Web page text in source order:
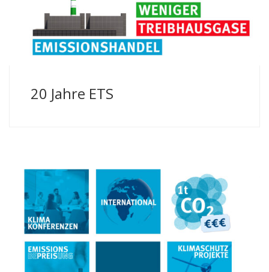
20 Jahre ETS
Infofilm | Deutsche Emissionshandelsstelle,
Umweltbundesamt